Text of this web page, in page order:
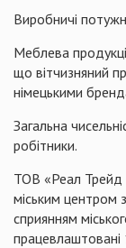
Виробничі
Меблева
що вітчизняний
німецькими
Загальна
робітники.
ТОВ «Реал Трейд
міським центром
сприянням
працевлаштовані